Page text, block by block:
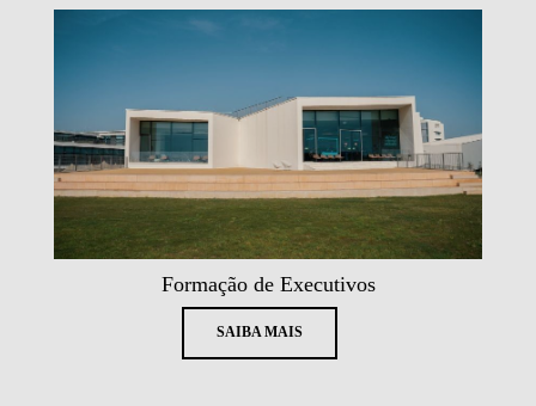
Formação de Executivos
SAIBA MAIS